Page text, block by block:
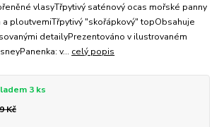
vlasyTřpytivý saténový ocas mořské panny
ploutvemiTřpytivý "skořápkový" topObsahuje
detailyPrezentováno v ilustrovaném
v... celý popis
3 ks
Kč